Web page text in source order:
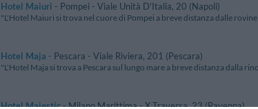
Hotel Maiuri - Pompei - Viale Unità D'Italia, 20 (Napoli)
"L'Hotel Maiuri si trova nel cuore di Pompei a breve distanza dalle
Hotel Maja - Pescara - Viale Riviera, 201 (Pescara)
"L'Hotel Maja si trova a Pescara sul lungo mare a breve distanza dalla
Hotel Majestic- Milano Marittima - X Traversa, 23 (Ravenna)